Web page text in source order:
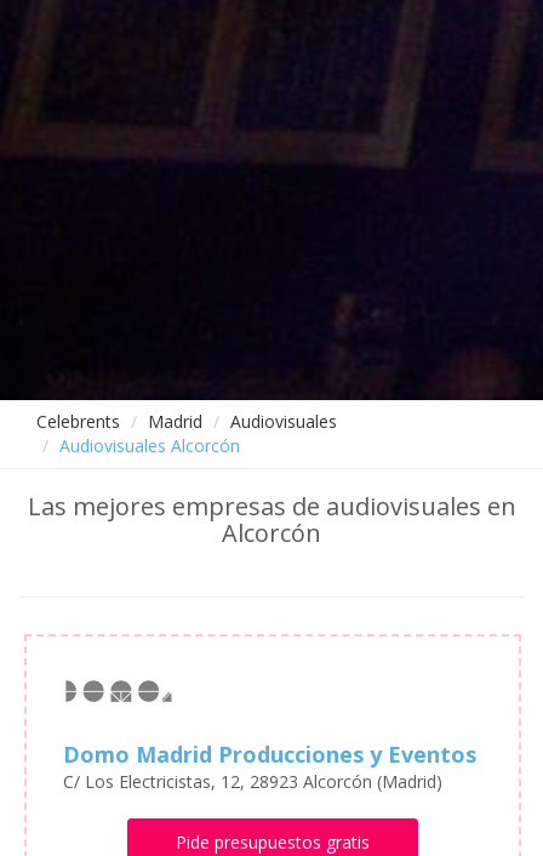
Celebrents Madrid
Audiovisuales
Audiovisuales Alcorcón
Las mejores empresas de audiovisuales en
Alcorcón
Domo Madrid Producciones y Eventos
C/ Los Electricistas, 12, 28923 Alcorcón (Madrid)
Pide presupuestos gratis